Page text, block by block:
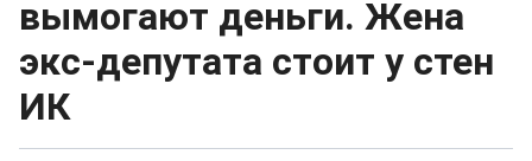
вымогают деньги. Жена
экс-депутата стоит у стен
ИК